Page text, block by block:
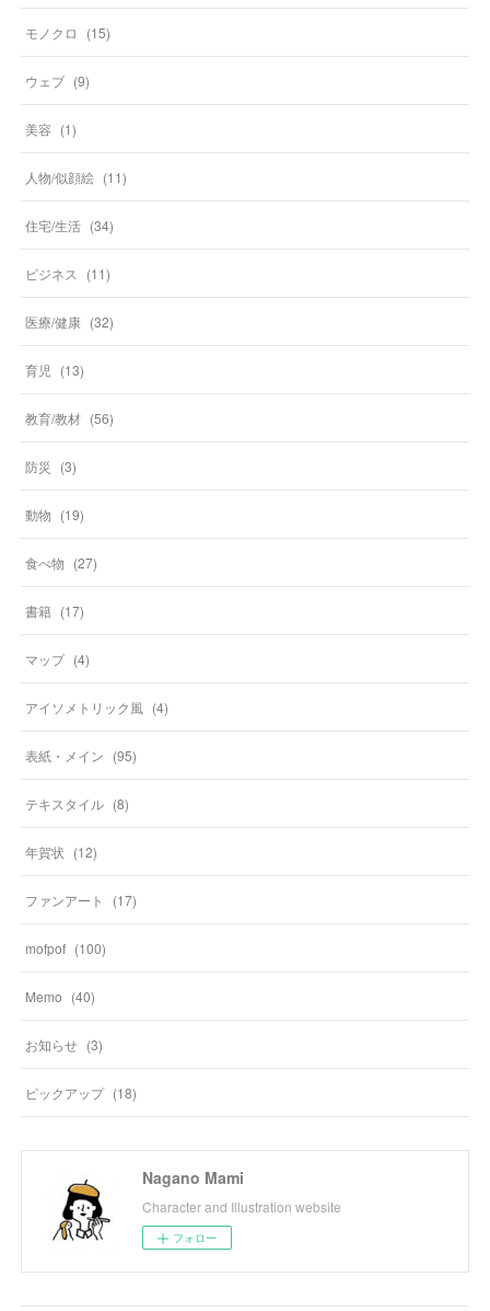
モノクロ (15)
ウェブ (9)
美容 (1)
人物/似顔絵 (11)
住宅/生活 (34)
ビジネス (11)
医療/健康 (32)
育児 (13)
教育/教材 (56)
防災 (3)
動物 (19)
食べ物 (27)
書籍 (17)
マップ (4)
アイソメトリック風 (4)
表紙・メイン (95)
テキスタイル (8)
年賀状 (12)
ファンアート (17)
mofpof (100)
Memo (40)
お知らせ (3)
ピックアップ (18)
Nagano Mami
Character and Illustration website
フォロー